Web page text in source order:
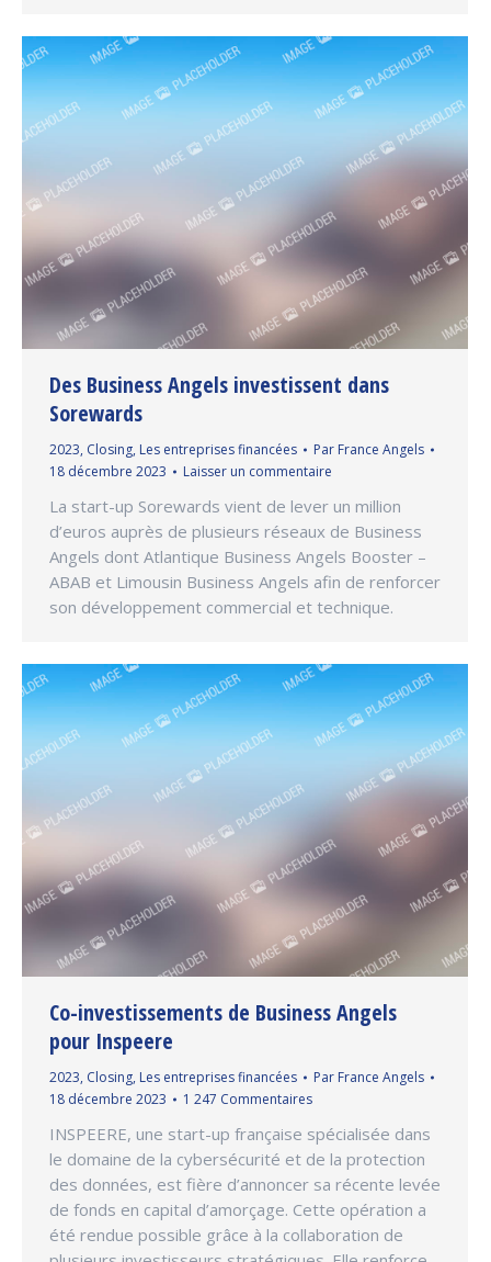
Des Business Angels investissent dans
Sorewards
2023, Closing, Les entreprises financées Par France Angels
18 décembre 2023
Laisser un commentaire
La start-up Sorewards vient de lever un million
d’euros auprès de plusieurs réseaux de Business
Angels dont Atlantique Business Angels Booster –
ABAB et Limousin Business Angels afin de renforcer
son développement commercial et technique.
Co-investissements de Business Angels
pour Inspeere
2023, Closing, Les entreprises financées Par France Angels
18 décembre 2023
1 247 Commentaires
INSPEERE, une start-up française spécialisée dans
le domaine de la cybersécurité et de la protection
des données, est fière d’annoncer sa récente levée
de fonds en capital d’amorçage. Cette opération a
été rendue possible grâce à la collaboration de